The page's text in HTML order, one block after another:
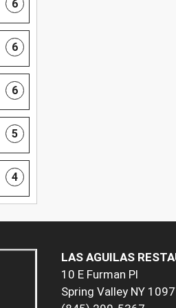
6
6
6
5
4
LAS AGUILAS
10 E Furman Pl
Spring Valley NY